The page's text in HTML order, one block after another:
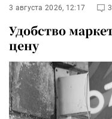
3 августа 2026, 12:17
Удобство
цену